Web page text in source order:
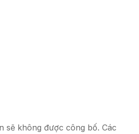
sẽ không được công bố. Các